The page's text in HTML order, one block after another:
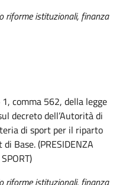
istituzionali, finanza
comma 562, della legge
decreto dell’Autorità di
di sport per il riparto
Base. (PRESIDENZA
istituzionali, finanza